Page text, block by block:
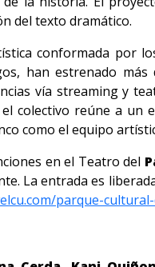
del texto dramático.
conformada por
han estrenado
vía streaming y
colectivo reúne a un
como el equipo
en el Teatro del
La entrada es
parque-